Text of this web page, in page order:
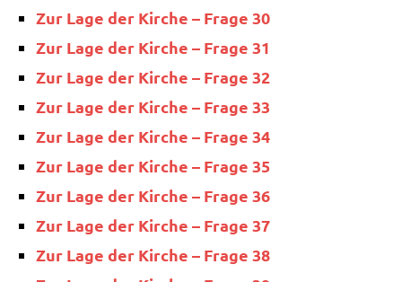
Zur Lage der Kir­che – Fra­ge 30
Zur Lage der Kir­che – Fra­ge 31
Zur Lage der Kir­che – Fra­ge 32
Zur Lage der Kir­che – Fra­ge 33
Zur Lage der Kir­che – Fra­ge 34
Zur Lage der Kir­che – Fra­ge 35
Zur Lage der Kir­che – Fra­ge 36
Zur Lage der Kir­che – Fra­ge 37
Zur Lage der Kir­che – Fra­ge 38